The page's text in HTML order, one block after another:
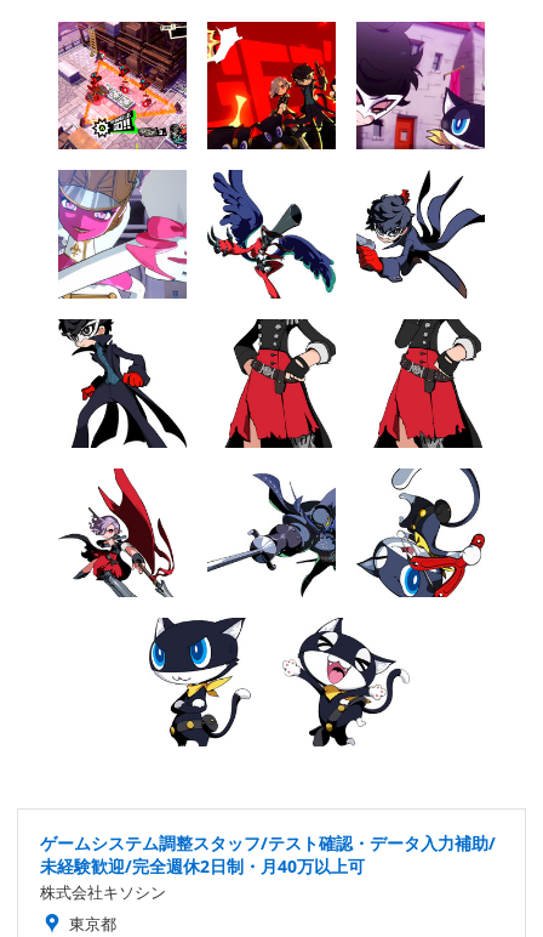
ゲームシステム調整スタッフ/テスト確認・データ入力補助/
未経験歓迎/完全週休2日制・月40万以上可
株式会社キソシン
東京都